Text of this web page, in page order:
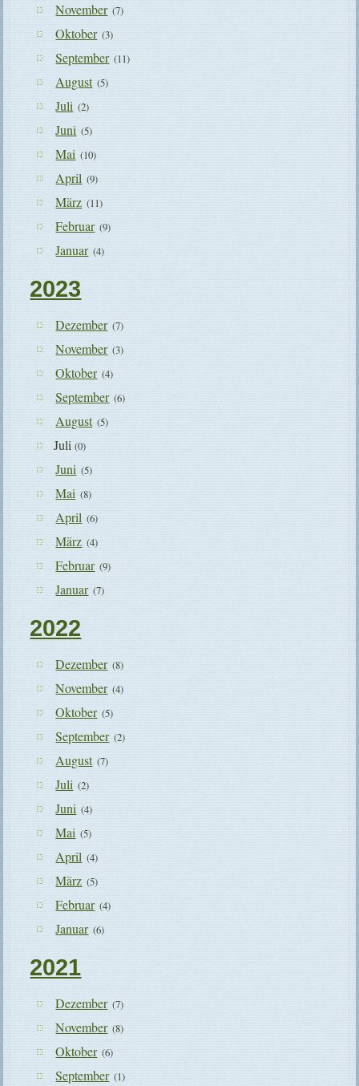
November (7)
Oktober (3)
September (11)
August (5)
Juli (2)
Juni (5)
Mai (10)
April (9)
März (11)
Februar (9)
Januar (4)
2023
Dezember (7)
November (3)
Oktober (4)
September (6)
August (5)
Juli(0)
Juni (5)
Mai (8)
April (6)
März (4)
Februar (9)
Januar (7)
2022
Dezember (8)
November (4)
Oktober (5)
September (2)
August (7)
Juli (2)
Juni (4)
Mai (5)
April (4)
März (5)
Februar (4)
Januar (6)
2021
Dezember (7)
November (8)
Oktober (6)
September (1)